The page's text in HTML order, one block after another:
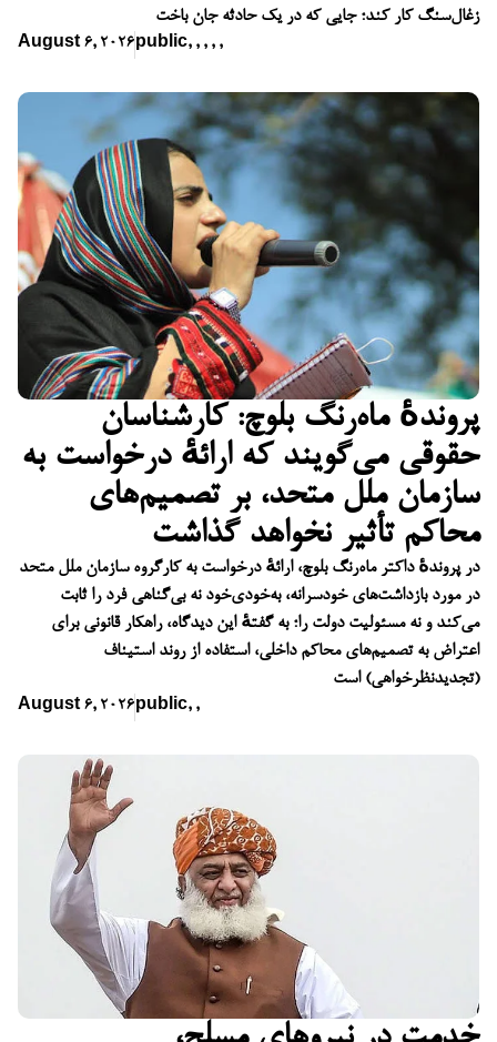
زغال‌سنگ کار کند؛ جایی که در یک حادثه جان باخت
August 6, 2026 public, , , , ,
پروندهٔ ماه‌رنگ بلوچ: کارشناسان
حقوقی می‌گویند که ارائهٔ درخواست به
سازمان ملل متحد، بر تصمیم‌های
محاکم تأثیر نخواهد گذاشت
در پروندهٔ داکتر ماه‌رنگ بلوچ، ارائهٔ درخواست به کارگروه سازمان ملل متحد
در مورد بازداشت‌های خودسرانه، به‌خودی‌خود نه بی‌گناهی فرد را ثابت
می‌کند و نه مسئولیت دولت را؛ به گفتهٔ این دیدگاه، راهکار قانونی برای
اعتراض به تصمیم‌های محاکم داخلی، استفاده از روند استیناف
(تجدیدنظرخواهی) است
August 6, 2026 public, ,